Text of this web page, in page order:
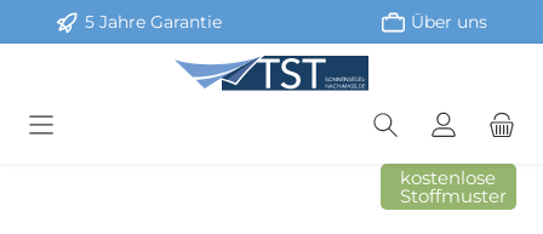
Zum Hauptinhalt springen
5 Jahre Garantie Über uns
kostenlose
Stoffmuster